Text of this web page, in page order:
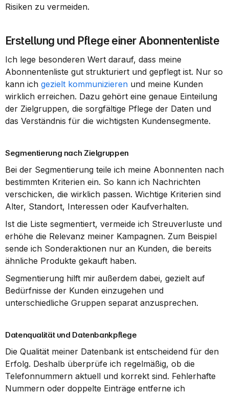
Risiken zu vermeiden.
Erstellung und Pflege einer Abonnentenliste
Ich lege besonderen Wert darauf, dass meine
Abonnentenliste gut strukturiert und gepflegt ist. Nur so
kann ich gezielt kommunizieren und meine Kunden
wirklich erreichen. Dazu gehört eine genaue Einteilung
der Zielgruppen, die sorgfältige Pflege der Daten und
das Verständnis für die wichtigsten Kundensegmente.
Segmentierung nach Zielgruppen
Bei der Segmentierung teile ich meine Abonnenten nach
bestimmten Kriterien ein. So kann ich Nachrichten
verschicken, die wirklich passen. Wichtige Kriterien sind
Alter, Standort, Interessen oder Kaufverhalten.
Ist die Liste segmentiert, vermeide ich Streuverluste und
erhöhe die Relevanz meiner Kampagnen. Zum Beispiel
sende ich Sonderaktionen nur an Kunden, die bereits
ähnliche Produkte gekauft haben.
Segmentierung hilft mir außerdem dabei, gezielt auf
Bedürfnisse der Kunden einzugehen und
unterschiedliche Gruppen separat anzusprechen.
Datenqualität und Datenbankpflege
Die Qualität meiner Datenbank ist entscheidend für den
Erfolg. Deshalb überprüfe ich regelmäßig, ob die
Telefonnummern aktuell und korrekt sind. Fehlerhafte
Nummern oder doppelte Einträge entferne ich